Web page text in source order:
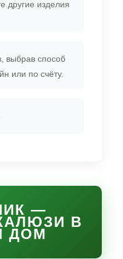
другие изделия
выбрав способ
или по счёту.
—
В
ДОМ